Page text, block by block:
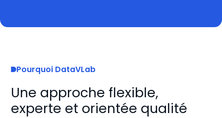
Pourquoi DataVLab
Une approche flexible,
experte et orientée qualité